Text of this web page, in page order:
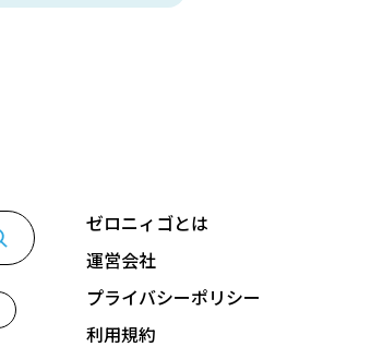
ゼロニィゴとは
運営会社
プライバシーポリシー
利用規約